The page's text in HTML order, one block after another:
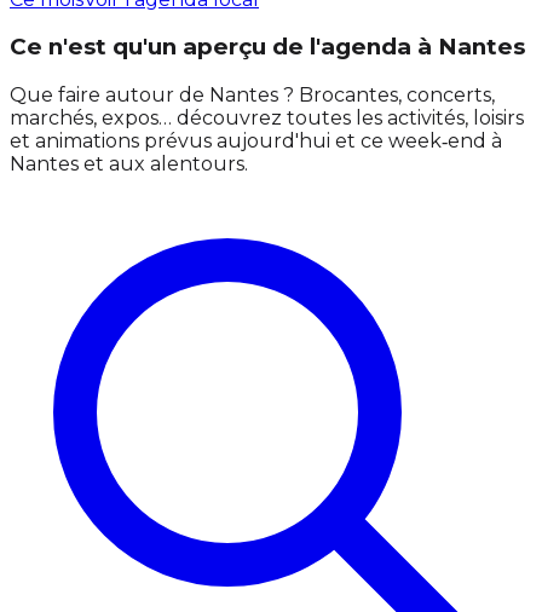
Ce n'est qu'un aperçu de l'agenda à Nantes
Que faire autour de Nantes ? Brocantes, concerts,
marchés, expos… découvrez toutes les activités, loisirs
et animations prévus aujourd'hui et ce week‑end à
Nantes et aux alentours.